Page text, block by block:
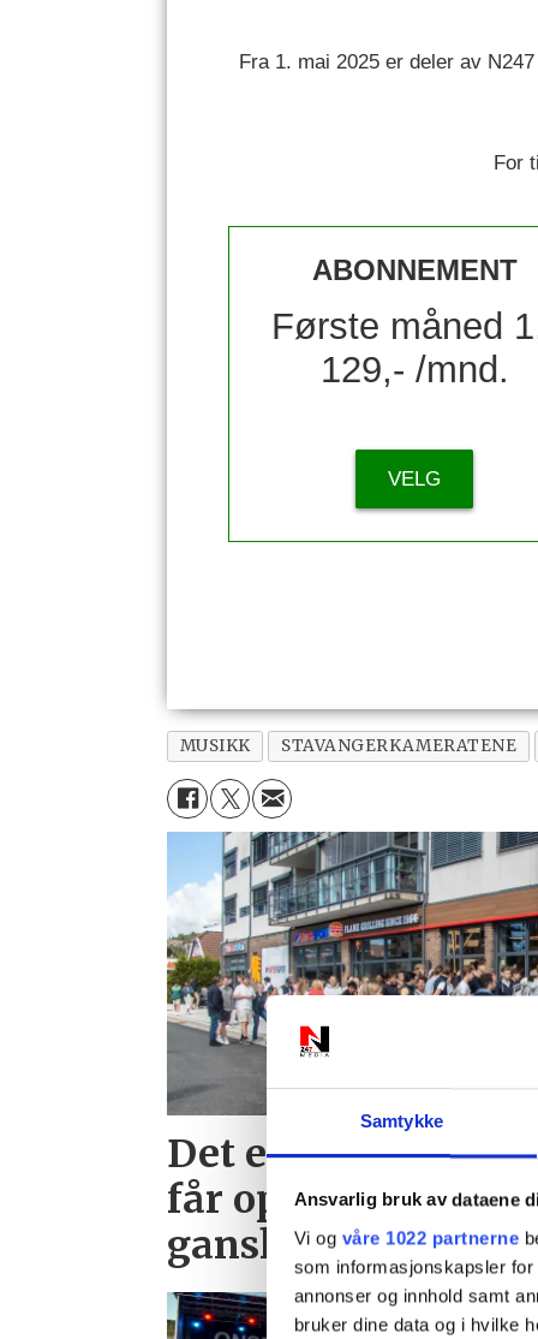
Samtykke
Ansvarlig bruk av dataene
Vi og våre 1022 partnerne
som informasjonskapsler
annonser og innhold samt
bruker dine data og i hvilke
Fra 1. mai 2025 er deler av
For
ABONNEMENT
Første måned
129,- /mnd.
VELG
MUSIKK STAVANGERKAMERATENE
Det er ikke bare
får
ganske søt da